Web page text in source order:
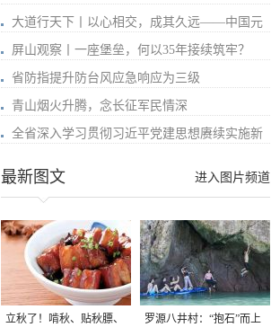
大道行天下丨以心相交，成其久远——中国元
屏山观察丨一座堡垒，何以35年接续筑牢？
省防指提升防台风应急响应为三级
青山烟火升腾，念长征军民情深
全省深入学习贯彻习近平党建思想赓续实施新
进入图片频道
最新图文
立秋了！啃秋、贴秋膘、 罗源八井村：“抱石”而上